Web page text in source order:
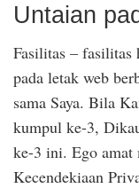
Untaian
Fasilitas – fasilitas
pada letak web
sama Saya. Bila
kumpul ke-3,
ke-3 ini. Ego amat
Kecendekiaan